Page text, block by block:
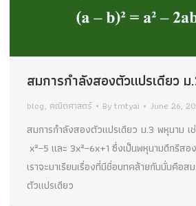
สมการกำลังสองตัวแปรเดียว ม
blog, คณิตศาสตร์ Bytmtyai June 26,
สมการกำลังสองตัวแปรเดียว ม.3 พหุนาม เ
x²−5 และ 3x²−6x+1 ซึ่งเป็นพหุนามดีกรีส
เราจะมาเรียนเรื่องที่มีชื่อบทคล้ายกันนั่นคือส
ตัวแปรเดียว